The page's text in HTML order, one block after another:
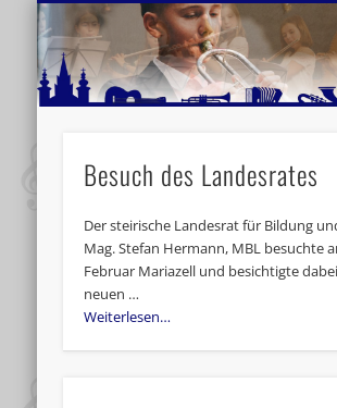
MUSIKSCHULE MARIAZELL
AKTUELLE BERICHTE
SCHULE
VIDEOS
VERANSTALTUNGSTIPPS
WEITERE INFORMATIONEN
Besuch des Landesrates
Der steirische Landesrat für Bildung
Mag. Stefan Hermann, MBL besuchte
Februar Mariazell und besichtigte
neuen …
Weiterlesen…